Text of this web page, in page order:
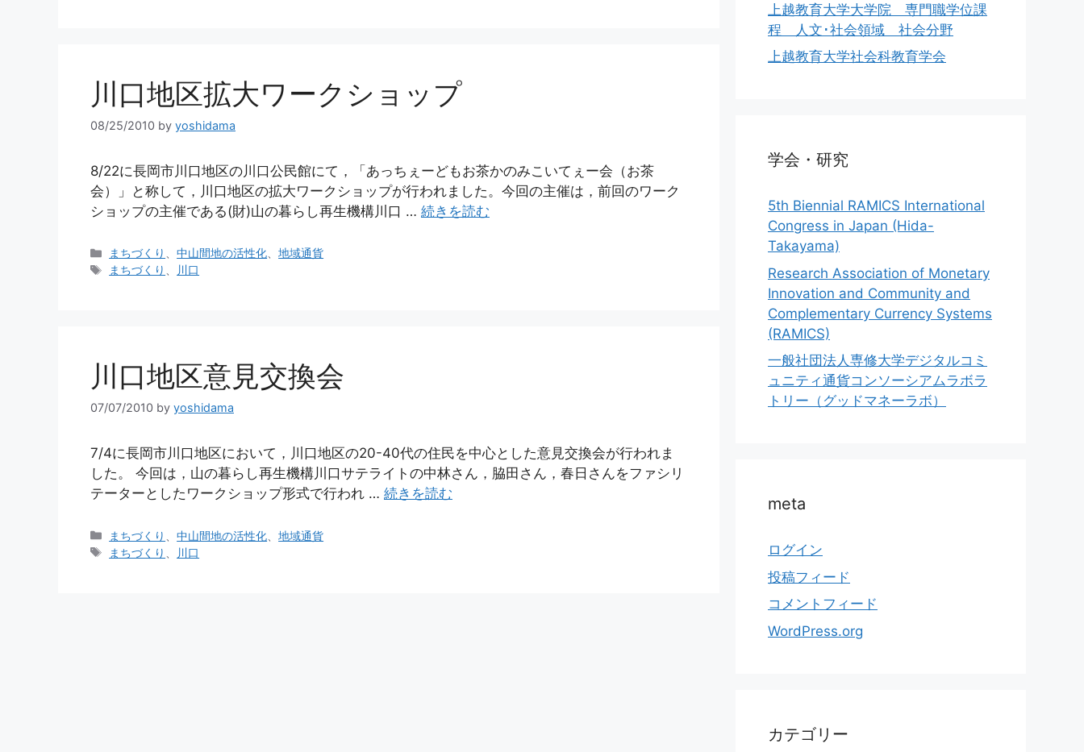
川口地区拡大ワークショップ
08/25/2010 by yoshidama
8/22に長岡市川口地区の川口公民館にて，「あっちぇーどもお茶かのみこいてぇー会（お茶
会）」と称して，川口地区の拡大ワークショップが行われました。今回の主催は，前回のワーク
ショップの主催である(財)山の暮らし再生機構川口 … 続きを読む
カ
テ
まちづくり 、中山間地の活性化、地域通貨
タ
まちづくり 、 川口
川口地区意見交換会
07/07/2010 by yoshidama
7/4に長岡市川口地区において，川口地区の20-40代の住民を中心とした意見交換会が行われま
した。 今回は，山の暮らし再生機構川口サテライトの中林さん，脇田さん，春日さんをファシリ
テーターとしたワークショップ形式で行われ … 続きを読む
カ
テ
まちづくり 、中山間地の活性化 、地域通貨
タ
まちづくり 川口
上越教育大学大学院 専門職学位課
程 人文･社会領域 社会分野
上越教育大学社会科教育学会
学会・研究
5th Biennial RAMICS International
Congress in Japan (Hida-
Takayama)
Research Association of Monetary
Innovation and Community and
Complementary Currency Systems
(RAMICS)
一般社団法人専修大学デジタルコミ
ュニティ通貨コンソーシアムラボラ
トリー（グッドマネーラボ）
meta
ログイン
投稿フィード
コメントフィード
WordPress.org
カテゴリー